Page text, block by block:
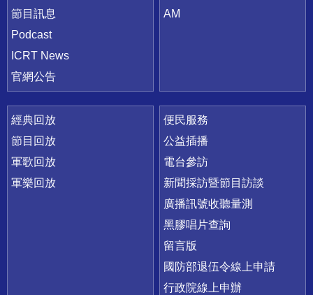
節目訊息
Podcast
ICRT News
官網公告
AM
經典回放
節目回放
軍歌回放
軍樂回放
便民服務
公益插播
電台參訪
新聞採訪暨節目訪談
廣播訊號收聽量測
黑膠唱片查詢
留言版
國防部退伍令線上申請
行政院線上申辦